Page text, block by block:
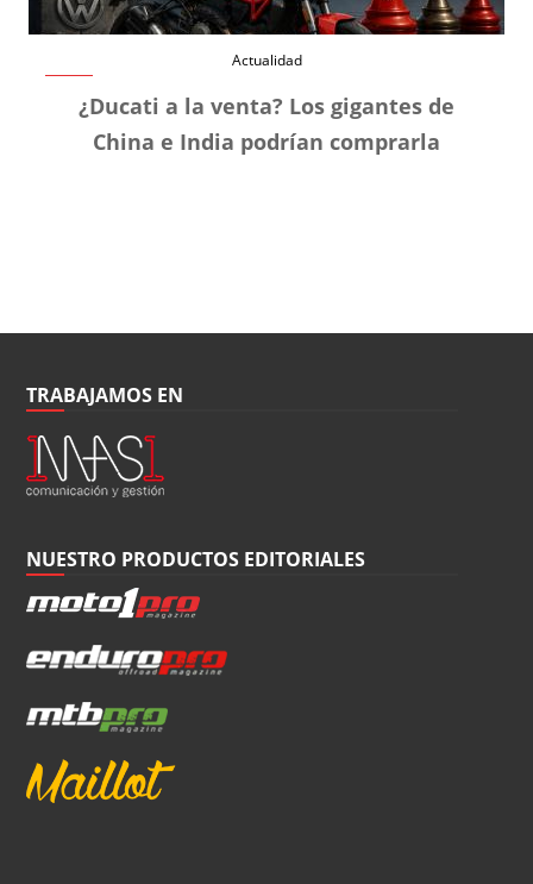
Actualidad
¿Ducati a la venta? Los gigantes de
China e India podrían comprarla
TRABAJAMOS EN
NUESTRO PRODUCTOS EDITORIALES